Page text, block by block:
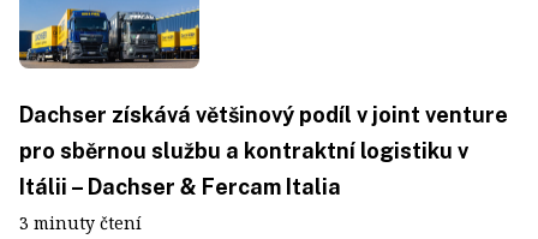
Dachser získává většinový podíl v joint venture
pro sběrnou službu a kontraktní logistiku v
Itálii – Dachser & Fercam Italia
3 minuty čtení